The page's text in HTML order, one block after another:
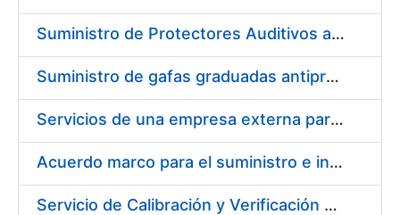
Suministro de Protectores Auditivos a medida para las personas trabajadoras de los Centros de Trabajo de Madrid y Burgos
Suministro de gafas graduadas antiproyecciones para los trabajadores de la FNMT-RCM en los centros de trabajo de Madrid y Burgos
Servicios de una empresa externa para el asesoramiento y resolución de los recursos de alzada que se presentan relacionados con procesos de selección para la FNMT-RCM
Acuerdo marco para el suministro e instalación de persianas, estores y otros complementos
Servicio de Calibración y Verificación Externa de los Equipos de Medición del Servicio de Prevención de la FNMT-RCM